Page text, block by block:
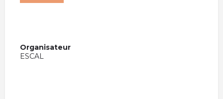
Organisateur
ESCAL